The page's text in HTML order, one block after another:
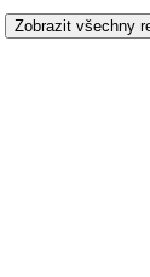
Zobrazit všechny